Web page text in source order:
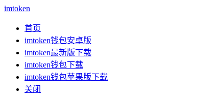
imtoken
首页
imtoken钱包安卓版
imtoken最新版下载
imtoken钱包下载
imtoken钱包苹果版下载
关闭